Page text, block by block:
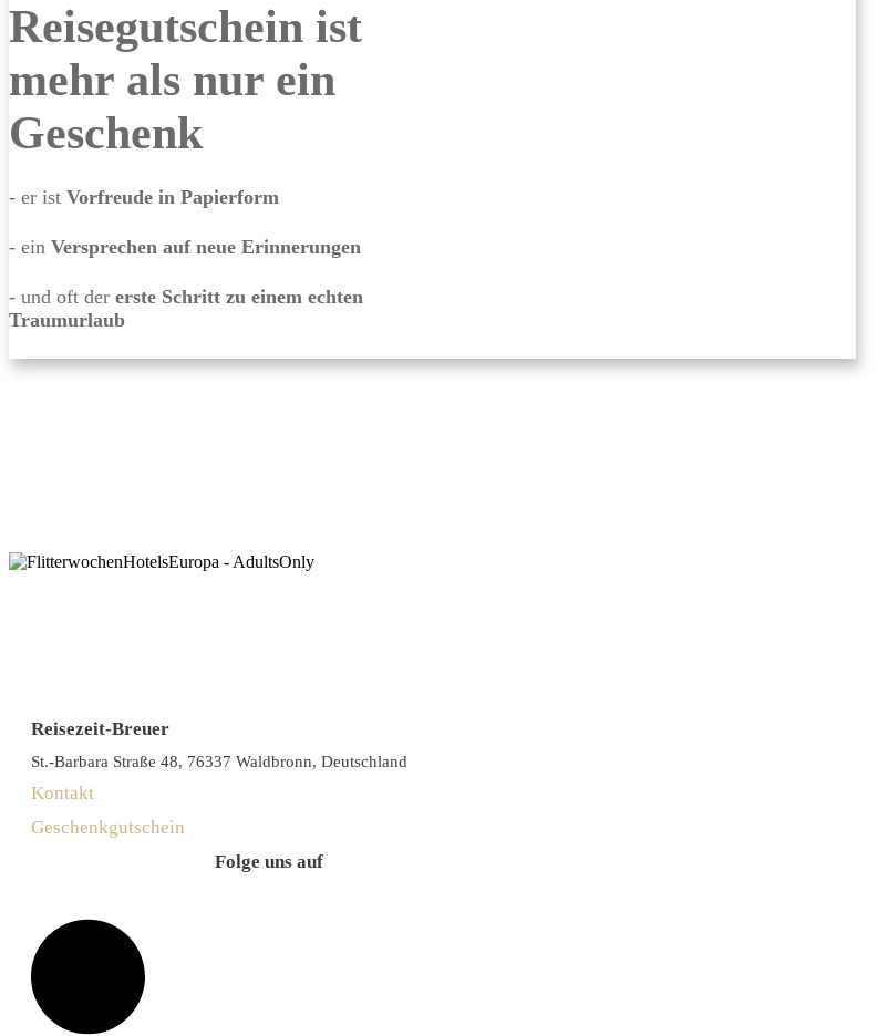
Reisegutschein ist
mehr als nur ein
Geschenk
- er ist Vorfreude in Papierform
- ein Versprechen auf neue Erinnerungen
- und oft der erste Schritt zu einem echten
Traumurlaub
Reisezeit-Breuer
St.-Barbara Straße 48, 76337 Waldbronn, Deutschland
Kontakt
Geschenkgutschein
Folge uns auf